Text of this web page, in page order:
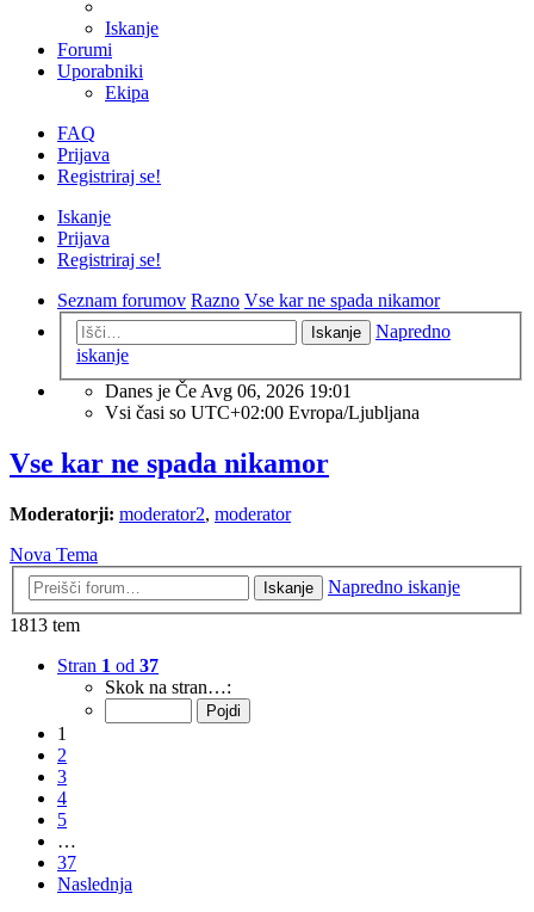
Iskanje
Forumi
Uporabniki
Ekipa
FAQ
Prijava
Registriraj se!
Iskanje
Prijava
Registriraj se!
Seznam forumov Razno Vse kar ne spada nikamor
Iskanje
Napredno
iskanje
Danes je Če Avg 06, 2026 19:01
Vsi časi so UTC+02:00 Evropa/Ljubljana
Vse kar ne spada nikamor
Moderatorji: moderator2, moderator
Nova Tema
Iskanje
Napredno iskanje
1813 tem
Stran 1 od 37
Skok na stran…:
1
2
3
4
5
…
37
Naslednja